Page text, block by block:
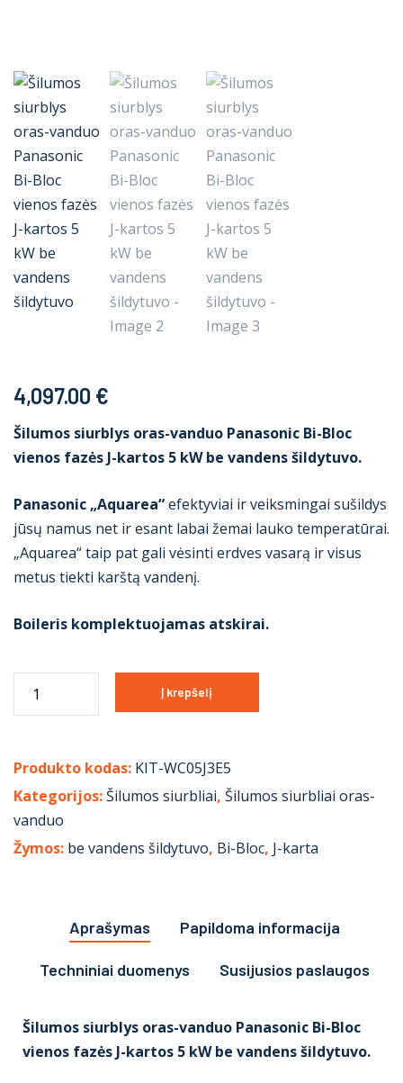
4,097.00 €
Šilumos siurblys oras-vanduo Panasonic Bi-Bloc
vienos fazės J-kartos 5 kW be vandens šildytuvo.
Panasonic „Aquarea“efektyviai ir veiksmingai sušildys
jūsų namus net ir esant labai žemai lauko temperatūrai.
„Aquarea“ taip pat gali vėsinti erdves vasarą ir visus
metus tiekti karštą vandenį.
Boileris komplektuojamas atskirai.
Į krepšelį
Produkto kodas: KIT-WC05J3E5
Kategorijos:Šilumos siurbliai, Šilumos siurbliai oras-
vanduo
Žymos: be vandens šildytuvo, Bi-Bloc, J-karta
Aprašymas Papildoma informacija
Techniniai duomenys Susijusios paslaugos
Šilumos siurblys oras-vanduo Panasonic Bi-Bloc
vienos fazės J-kartos 5 kW be vandens šildytuvo.